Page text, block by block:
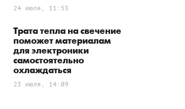
24 июля, 11:53
Трата тепла на свечение
поможет материалам
для электроники
самостоятельно
охлаждаться
23 июля, 14:09